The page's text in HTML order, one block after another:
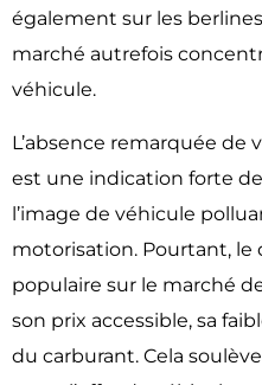
également sur les
marché autrefois
véhicule.
L’absence remarquée de
est une indication forte
l’image de véhicule
motorisation. Pourtant, le
populaire sur le marché
son prix accessible, sa
du carburant. Cela